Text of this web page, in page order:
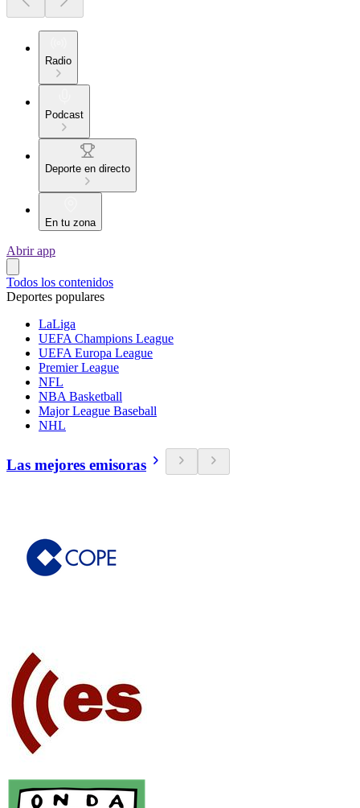
Radio
Podcast
Deporte en directo
En tu zona
Abrir app
Todos los contenidos
Deportes populares
LaLiga
UEFA Champions League
UEFA Europa League
Premier League
NFL
NBA Basketball
Major League Baseball
NHL
Las mejores emisoras